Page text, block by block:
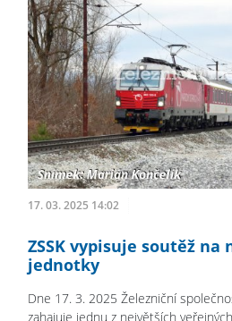
17. 03. 2025 14:02
ZSSK vypisuje soutěž na
jednotky
Dne 17. 3. 2025 Železniční
zahajuje jednu z největších